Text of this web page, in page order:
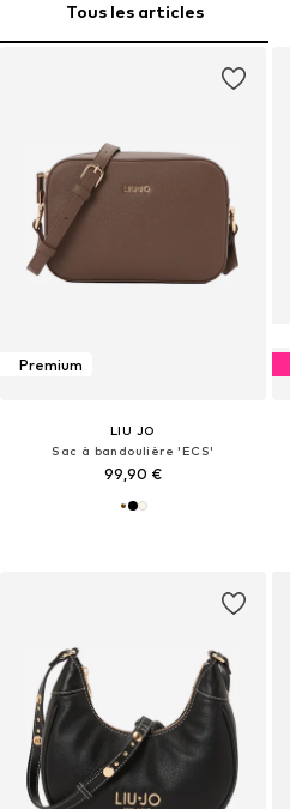
Tous les articles
Premium
LIU JO
Sac à bandoulière 'ECS'
99,90 €